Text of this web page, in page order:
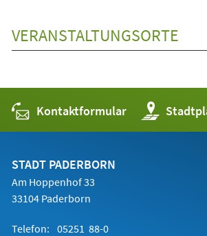
VERANSTALTUNGSORTE
Kontaktformular (Öffnet
in
einem
STADT PADERBORN
Am Hoppenhof 33
33104 Paderborn
Telefon: 05251 88-0